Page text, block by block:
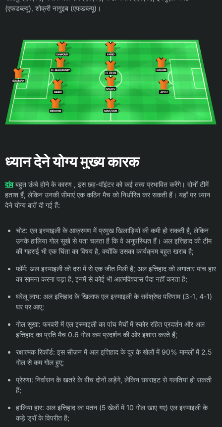
(एफडब्ल्यू), शोक्री नागुइब (एफडब्ल्यू)।
ध्यान देने योग्य मुख्य कारक
दांवबहुत ऊंचे होने के कारण , इस छह-पॉइंटर को कई तत्व प्रभावित करेंगे। दोनों टीमें
हताश हैं, लेकिन उनकी सीमाएं एक कठिन मैच को निर्धारित कर सकती हैं। यहाँ पर ध्यान
देने योग्य बातें दी गई हैं:
चोट: एल इस्माइली के आक्रमण में प्रमुख खिलाड़ियों की कमी हो सकती है, लेकिन
उनके हालिया गोल सूखे से पता चलता है कि वे अनुपस्थित हैं। अल इत्तिहाद की टीम
की गहराई भी एक चिंता का विषय है, क्योंकि उसका कार्यक्रम बहुत खराब है;
फॉर्म: अल इस्माइली को दस में से एक जीत मिली है; अल इत्तिहाद को लगातार पांच हार
का सामना करना पड़ा है, इनमें से कोई भी आत्मविश्वास पैदा नहीं करता है;
घरेलू लाभ: अल इत्तिहाद के खिलाफ एल इस्माइली के सर्वश्रेष्ठ परिणाम (3-1, 4-1)
घर पर आए;
गोल सूखा: फरवरी में एल इस्माइली का पांच मैचों में स्कोर रहित प्रदर्शन और अल
इत्तिहाद का प्रति मैच 0.6 गोल कम प्रदर्शन की ओर इशारा करते हैं;
रक्षात्मक रिकॉर्ड: इस सीज़न में अल इत्तिहाद के दूर के खेलों में 90% मामलों में 2.5
गोल से कम गोल हुए;
प्रेरणा: निर्वासन के खतरे के बीच दोनों लड़ेंगे, लेकिन घबराहट से गलतियां हो सकती
हैं;
हालिया हार: अल इत्तिहाद का पतन (5 खेलों में 10 गोल खाए गए) एल इस्माइली के
कड़े ड्रॉ के विपरीत है;